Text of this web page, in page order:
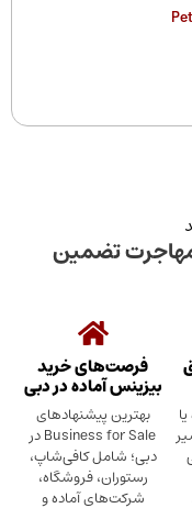
خرید
در دبی
Business for Sale در
کافی‌شاپ،
فروشگاه،
آماده و